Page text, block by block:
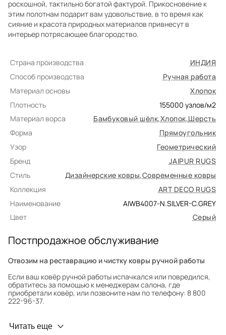
роскошной, тактильно богатой фактурой. Прикосновение к
этим полотнам подарит вам удовольствие, в то время как
сияние и красота природных материалов привнесут в
интерьер потрясающее благородство.
Страна производства
ИНДИЯ
Способ производства
Ручная работа
Материал основы
Хлопок
Плотность
155000 узлов/м2
Материал ворса
Бамбуковый шёлк,Хлопок,Шерсть
Форма
Прямоугольник
Узор
Геометрический
Бренд
JAIPUR RUGS
Стиль
Дизайнерские ковры,Современные ковры
Коллекция
ART DECO RUGS
Наименование
AIWB4007-N.SILVER-C.GREY
Цвет
Серый
Постпродажное обслуживание
Отвозим на реставрацию и чистку ковры ручной работы
Если ваш ковёр ручной работы испачкался или повредился,
обратитесь за помощью к менеджерам салона, где
приобретали ковёр, или позвоните нам по телефону: 8 800
222-96-37.
Профилактика износа
Читать еще